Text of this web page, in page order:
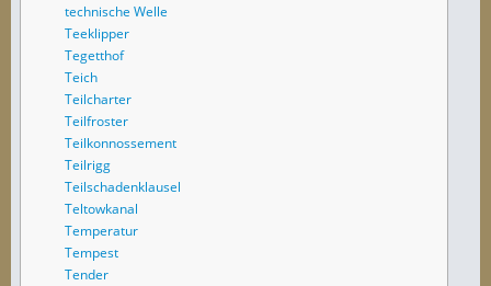
technische Welle
Teeklipper
Tegetthof
Teich
Teilcharter
Teilfroster
Teilkonnossement
Teilrigg
Teilschadenklausel
Teltowkanal
Temperatur
Tempest
Tender